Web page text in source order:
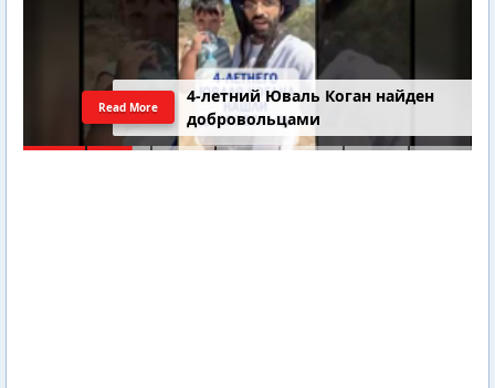
4-летний Юваль Коган найден
добровольцами
Read More